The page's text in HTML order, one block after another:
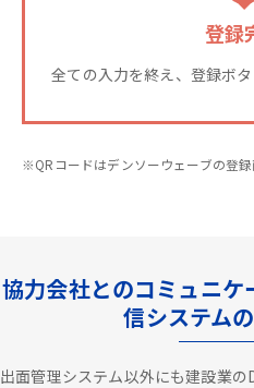
登録
全ての入力を終え、登録ボ
※QRコードはデンソーウェーブの登
協力会社とのコミュニ
信システム
出面管理システム以外にも建設業